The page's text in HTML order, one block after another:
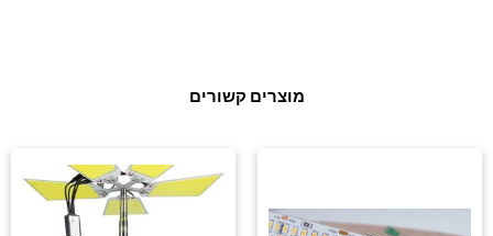
מוצרים קשורים